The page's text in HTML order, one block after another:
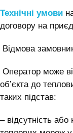
Технічні умови
договору на
Відмова
Оператор може
об’єкта до
таких підстав:
– відсутність або